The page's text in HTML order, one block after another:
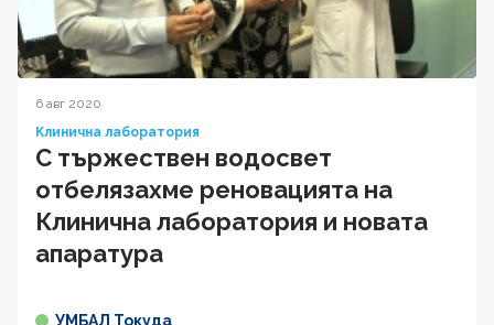
6 авг 2020
Клинична лаборатория
С тържествен водосвет
отбелязахме реновацията на
Клинична лаборатория и новата
апаратура
УМБАЛ Токуда